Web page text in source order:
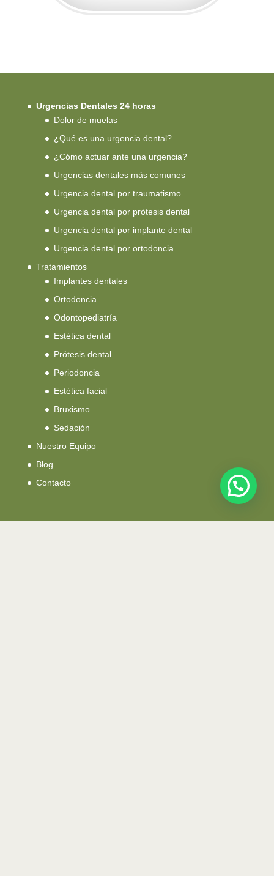
Urgencias Dentales 24 horas
Dolor de muelas
¿Qué es una urgencia dental?
¿Cómo actuar ante una urgencia?
Urgencias dentales más comunes
Urgencia dental por traumatismo
Urgencia dental por prótesis dental
Urgencia dental por implante dental
Urgencia dental por ortodoncia
Tratamientos
Implantes dentales
Ortodoncia
Odontopediatría
Estética dental
Prótesis dental
Periodoncia
Estética facial
Bruxismo
Sedación
Nuestro Equipo
Blog
Contacto